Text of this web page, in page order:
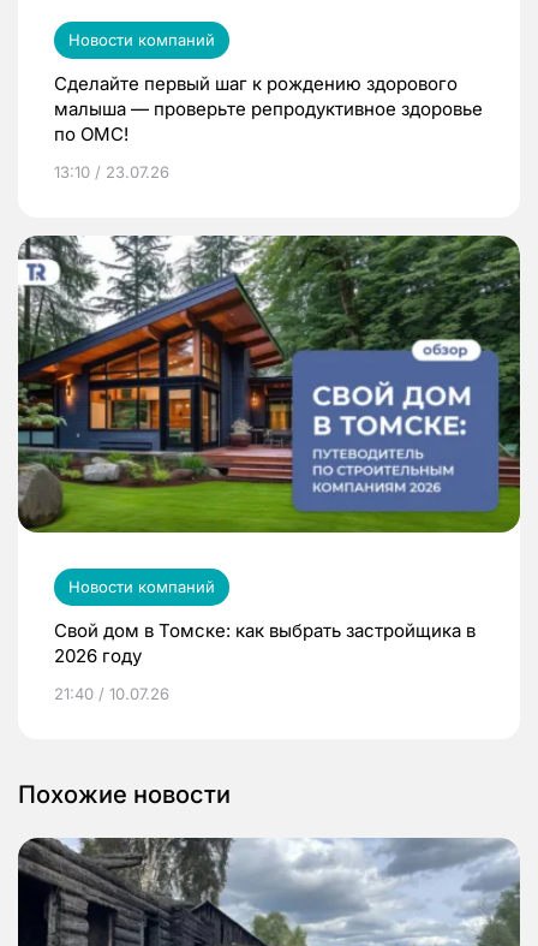
Новости компаний
Сделайте первый шаг к рождению здорового
малыша — проверьте репродуктивное здоровье
по ОМС!
13:10 / 23.07.26
Новости компаний
Свой дом в Томске: как выбрать застройщика в
2026 году
21:40 / 10.07.26
Похожие новости